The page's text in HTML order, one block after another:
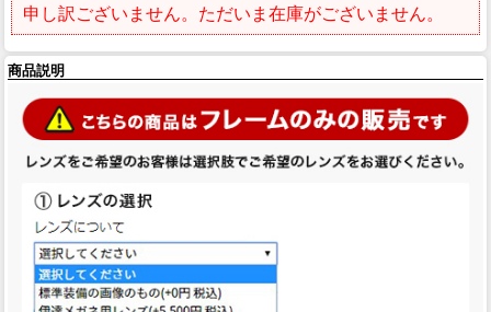
申し訳ございません。ただいま在庫がございません。
商品説明